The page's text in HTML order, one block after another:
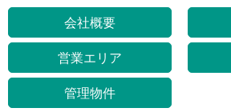
会社概要
営業エリア
管理物件